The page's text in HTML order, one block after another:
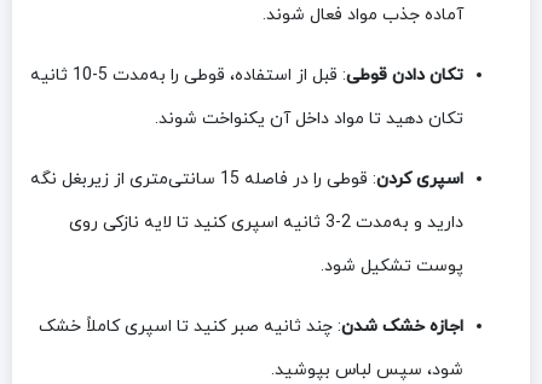
آماده جذب مواد فعال شوند.
تکان دادن قوطی
: قبل از استفاده، قوطی را به‌مدت 5-10 ثانیه
تکان دهید تا مواد داخل آن یکنواخت شوند.
اسپری کردن
: قوطی را در فاصله 15 سانتی‌متری از زیربغل نگه
دارید و به‌مدت 2-3 ثانیه اسپری کنید تا لایه نازکی روی
پوست تشکیل شود.
اجازه خشک شدن: چند ثانیه صبر کنید تا اسپری کاملاً خشک
شود، سپس لباس بپوشید.